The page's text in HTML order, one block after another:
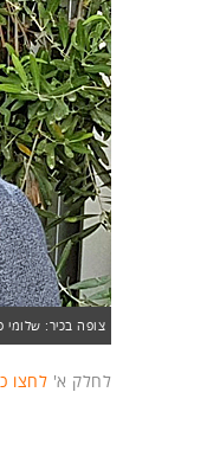
צופה בכיר: שלומי
לחלק א' לחצו